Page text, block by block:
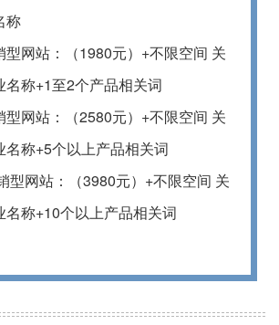
称
型网站：（1980元）+不限空间 关
名称+1至2个产品相关词
型网站：（2580元）+不限空间 关
名称+5个以上产品相关词
型网站：（3980元）+不限空间 关
名称+10个以上产品相关词